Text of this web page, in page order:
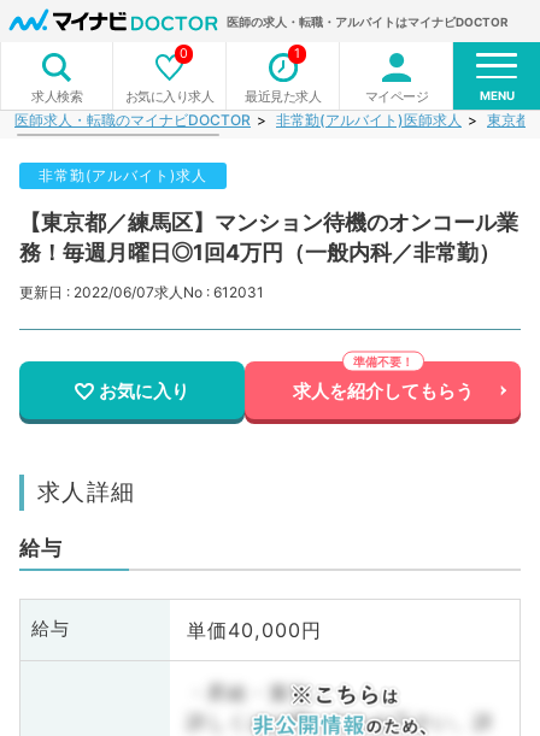
医師の求人・転職・アルバイトはマイナビDOCTOR
求人検索 お気に入り求人
0
最近見た求人
1
マイページ MENU
医師求人・転職のマイナビDOCTOR 非常勤(アルバイト)医師求人 東京都
非常勤(アルバイト)求人
【東京都／練馬区】マンション待機のオンコール業
務！毎週月曜日◎1回4万円（一般内科／非常勤）
更新日 : 2022/06/07求人No : 612031
お気に入り 求人を紹介してもらう
求人詳細
給与
給与 単価40,000円
・昇給・賞与
詳しくはお問い合わせ下さい。詳